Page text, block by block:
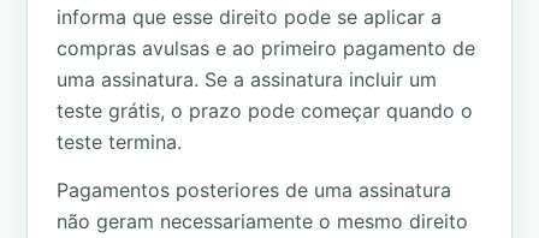
informa que esse direito pode se aplicar a
compras avulsas e ao primeiro pagamento de
uma assinatura. Se a assinatura incluir um
teste grátis, o prazo pode começar quando o
teste termina.
Pagamentos posteriores de uma assinatura
não geram necessariamente o mesmo direito